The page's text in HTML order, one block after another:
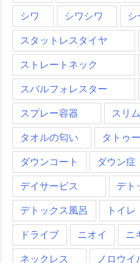
シワ シワシワ シ
スタットレスタイヤ
ストレートネック
スバルフォレスター
スプレー容器 スリム
タオルの匂い タトゥー
ダウンコート ダウン症
デイサービス デト
デトックス風呂 トイレ
ドライブ ニオイ ニ
ネックレス ノロウイ